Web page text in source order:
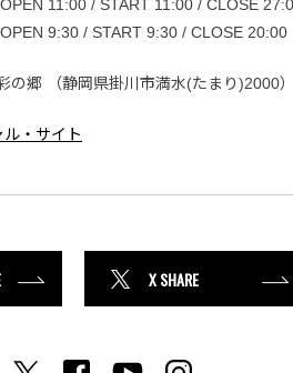
11:00 / START 11:00 / CLOSE
9:30 / START 9:30 / CLOSE 20:00
の郷 （静岡県掛川市満水(たまり)2000
ル・サイト
X SHARE